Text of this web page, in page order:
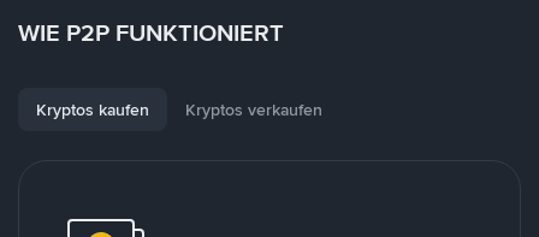
WIE P2P FUNKTIONIERT
Kryptos kaufen Kryptos verkaufen